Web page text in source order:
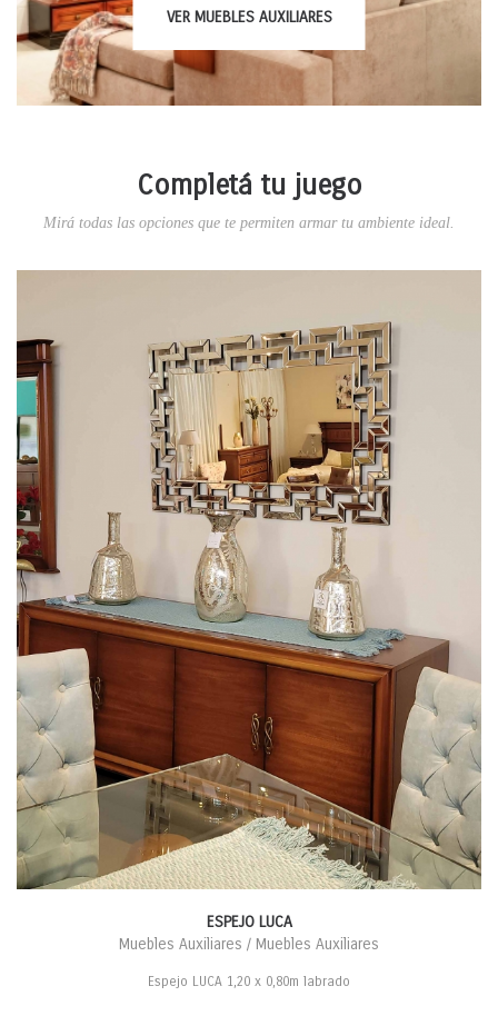
VER MUEBLES AUXILIARES
Completá tu juego
Mirá todas las opciones que te permiten armar tu ambiente ideal.
ESPEJO LUCA
Muebles Auxiliares / Muebles Auxiliares
Espejo LUCA 1,20 x 0,80m labrado